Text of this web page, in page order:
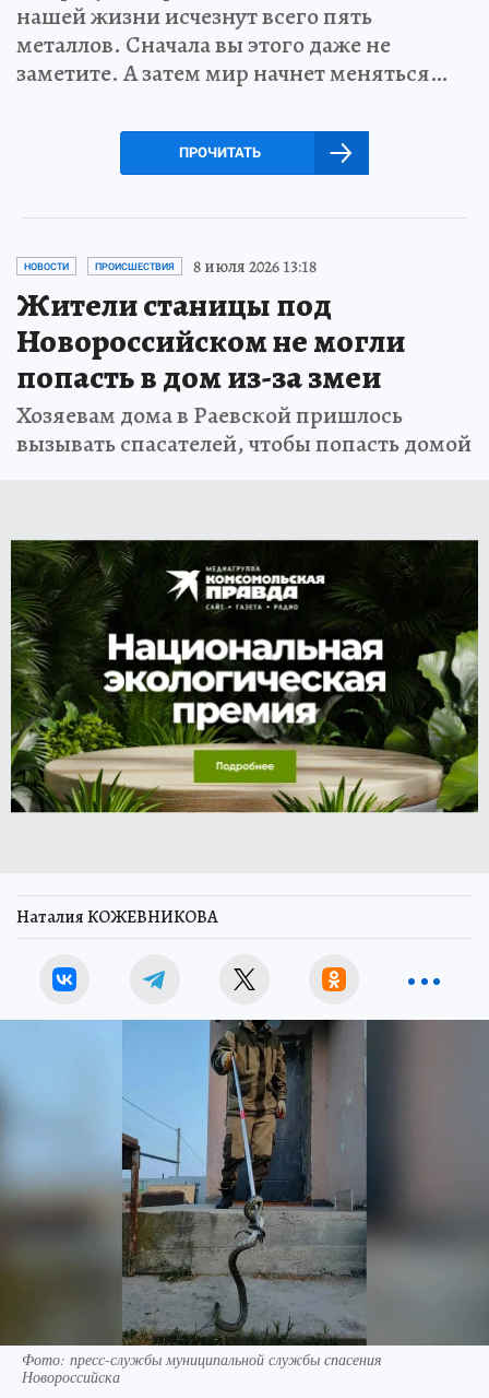
нашей жизни исчезнут всего пять
металлов. Сначала вы этого даже не
заметите. А затем мир начнет меняться…
ПРОЧИТАТЬ
НОВОСТИ ПРОИСШЕСТВИЯ 8 июля 2026 13:18
Жители станицы под
Новороссийском не могли
попасть в дом из-за змеи
Хозяевам дома в Раевской пришлось
вызывать спасателей, чтобы попасть домой
Наталия КОЖЕВНИКОВА
Фото: пресс-службы муниципальной службы спасения
Новороссийска